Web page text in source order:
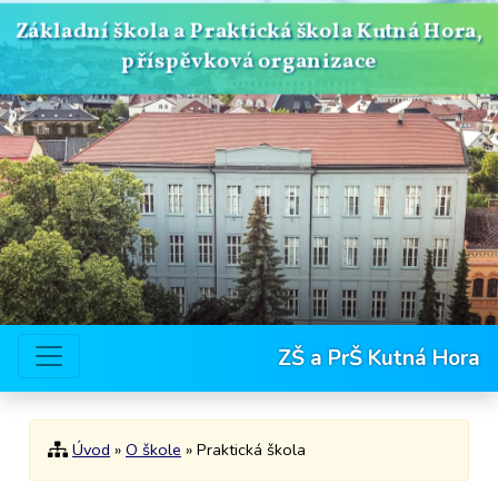
Základní škola a Praktická škola Kutná Hora,
příspěvková organizace
ZŠ a PrŠ Kutná Hora
Úvod » O škole » Praktická škola